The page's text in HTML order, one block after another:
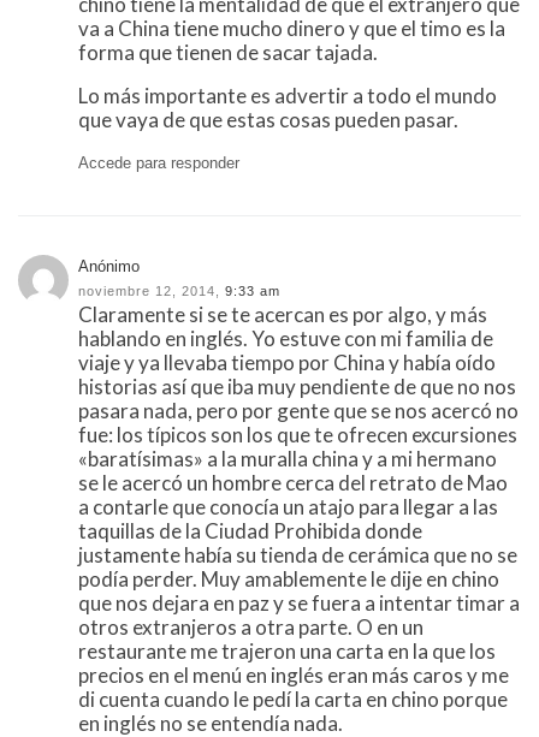
va a China tiene mucho dinero y que el timo es la
forma que tienen de sacar tajada.
Lo más importante es advertir a todo el mundo
que vaya de que estas cosas pueden pasar.
Accede para responder
Anónimo
noviembre 12, 2014, 9:33 am
Claramente si se te acercan es por algo, y más
hablando en inglés. Yo estuve con mi familia de
viaje y ya llevaba tiempo por China y había oído
historias así que iba muy pendiente de que no nos
pasara nada, pero por gente que se nos acercó no
fue: los típicos son los que te ofrecen excursiones
«baratísimas» a la muralla china y a mi hermano
se le acercó un hombre cerca del retrato de Mao
a contarle que conocía un atajo para llegar a las
taquillas de la Ciudad Prohibida donde
justamente había su tienda de cerámica que no se
podía perder. Muy amablemente le dije en chino
que nos dejara en paz y se fuera a intentar timar a
otros extranjeros a otra parte. O en un
restaurante me trajeron una carta en la que los
precios en el menú en inglés eran más caros y me
di cuenta cuando le pedí la carta en chino porque
en inglés no se entendía nada.